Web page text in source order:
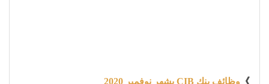
》 وظائف بنك CIB بشهر نوفمبر 2020